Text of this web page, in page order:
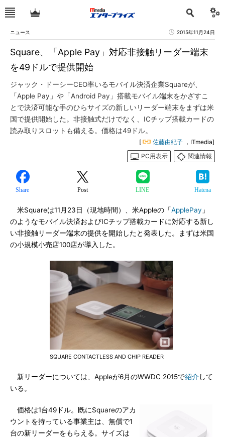
ニュース 2015年11月24日
Square、「Apple Pay」対応非接触リーダー端末
を49ドルで提供開始
ジャック・ドーシーCEO率いるモバイル決済企業Squareが、
「Apple Pay」や「Android Pay」搭載モバイル端末をかざすこ
とで決済可能な手のひらサイズの新しいリーダー端末をまずは米
国で提供開始した。非接触式だけでなく、ICチップ搭載カードの
読み取りスロットも備える。価格は49ドル。
[ 佐藤由紀子 ，ITmedia]
PC用表示
関連情報
Share Post LINE Hatena
米Squareは11月23日（現地時間）、米Appleの「ApplePay 」
のようなモバイル決済およびICチップ搭載カードに対応する新し
い非接触リーダー端末の提供を開始したと発表した。まずは米国
の小規模小売店100店が導入した。
SQUARE CONTACTLESS AND CHIP READER
新リーダーについては、Appleが6月のWWDC 2015で紹介して
いる。
価格は1台49ドル。既にSquareのアカ
ウントを持っている事業主は、無償で1
台の新リーダーをもらえる。サイズは